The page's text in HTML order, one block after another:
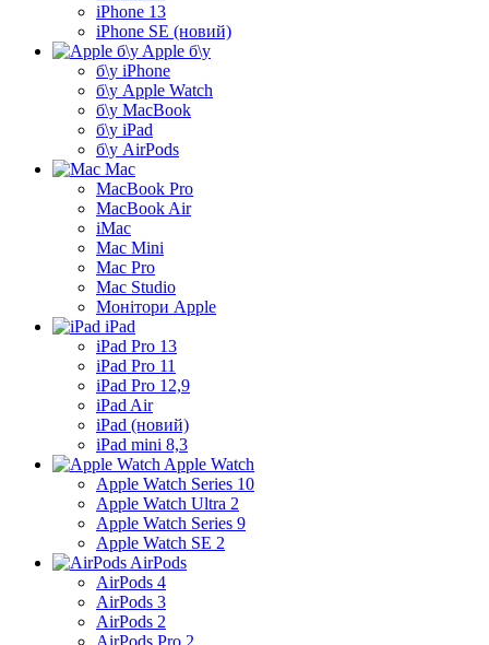
iPhone 13
iPhone SE (новий)
Apple б\у
б\у iPhone
б\у Apple Watch
б\у MacBook
б\у iPad
б\у AirPods
Mac
MacBook Pro
MacBook Air
iMac
Mac Mini
Mac Pro
Mac Studio
Монітори Apple
iPad
iPad Pro 13
iPad Pro 11
iPad Pro 12,9
iPad Air
iPad (новий)
iPad mini 8,3
Apple Watch
Apple Watch Series 10
Apple Watch Ultra 2
Apple Watch Series 9
Apple Watch SE 2
AirPods
AirPods 4
AirPods 3
AirPods 2
AirPods Pro 2